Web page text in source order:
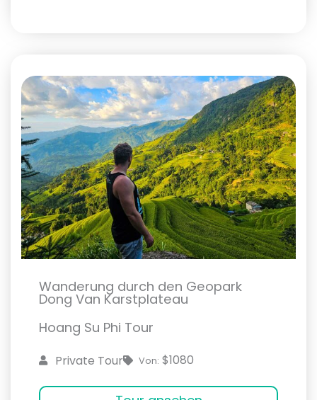
Wanderung durch den Geopark
Dong Van Karstplateau
Hoang Su Phi Tour
Private Tour Von: $1080